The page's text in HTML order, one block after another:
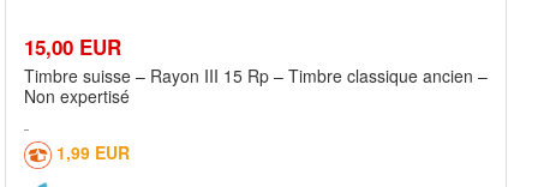
15,00 EUR
Timbre suisse – Rayon III 15 Rp – Timbre classique ancien –
Non expertisé
1,99 EUR